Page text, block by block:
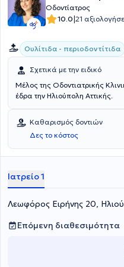
Οδοντίατρος
10.0|21
Ουλίτιδα - περιοδοντίτιδα
Σχετικά με την ειδικό
Μέλος της Οδοντιατρικής
έδρα την Ηλιούπολη Αττικής.
Καθαρισμός δοντιών
Δες το κόστος
Ιατρείο 1
Λεωφόρος Ειρήνης 20,
Επόμενη διαθεσιμότητα